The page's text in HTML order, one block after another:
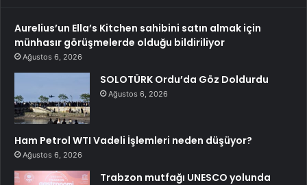
Aurelius’un Ella’s Kitchen sahibini satın almak için
münhasır görüşmelerde olduğu bildiriliyor
Ağustos 6, 2026
SOLOTÜRK Ordu’da Göz Doldurdu
Ağustos 6, 2026
Ham Petrol WTI Vadeli İşlemleri neden düşüyor?
Ağustos 6, 2026
Trabzon mutfağı UNESCO yolunda